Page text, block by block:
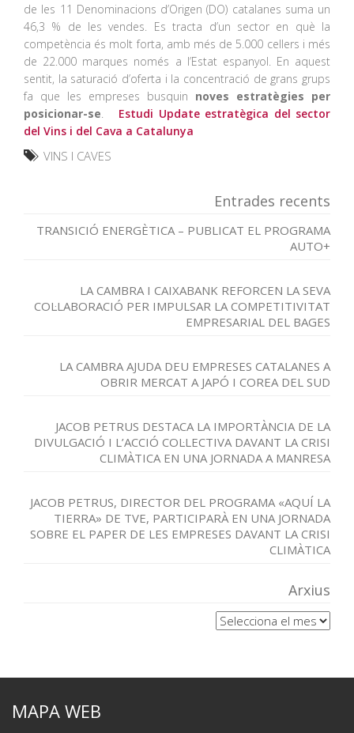
de les 11 Denominacions d’Origen (DO) catalanes suma un
46,3 % de les vendes. Es tracta d’un sector en què la
competència és molt forta, amb més de 5.000 cellers i més
de 22.000 marques només a l’Estat espanyol. En aquest
sentit, la saturació d’oferta i la concentració de grans grups
fa que les empreses busquin noves estratègies per
posicionar-se.
Estudi Update estratègica del sector
del Vins i del Cava a Catalunya
VINS I CAVES
Entrades recents
TRANSICIÓ ENERGÈTICA – PUBLICAT EL PROGRAMA
AUTO+
LA CAMBRA I CAIXABANK REFORCEN LA SEVA
COL·LABORACIÓ PER IMPULSAR LA COMPETITIVITAT
EMPRESARIAL DEL BAGES
LA CAMBRA AJUDA DEU EMPRESES CATALANES A
OBRIR MERCAT A JAPÓ I COREA DEL SUD
JACOB PETRUS DESTACA LA IMPORTÀNCIA DE LA
DIVULGACIÓ I L’ACCIÓ COL·LECTIVA DAVANT LA CRISI
CLIMÀTICA EN UNA JORNADA A MANRESA
JACOB PETRUS, DIRECTOR DEL PROGRAMA «AQUÍ LA
TIERRA» DE TVE, PARTICIPARÀ EN UNA JORNADA
SOBRE EL PAPER DE LES EMPRESES DAVANT LA CRISI
CLIMÀTICA
Arxius
Arxius
MAPA WEB